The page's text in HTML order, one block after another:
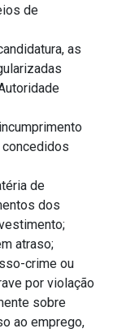
de
as
de
dos
atraso;
crime ou
por violação
sobre
ao emprego,